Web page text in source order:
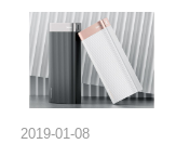
具有携带方便且能...
2019-01-08